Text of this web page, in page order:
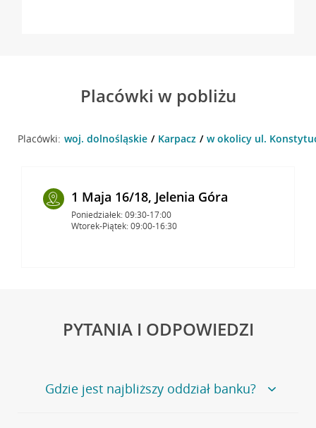
Placówki w pobliżu
Placówki: woj. dolnośląskie Karpacz w okolicy ul.
1 Maja 16/18, Jelenia Góra
Poniedziałek: 09:30-17:00
Wtorek-Piątek: 09:00-16:30
PYTANIA I ODPOWIEDZI
Gdzie jest najbliższy oddział banku?